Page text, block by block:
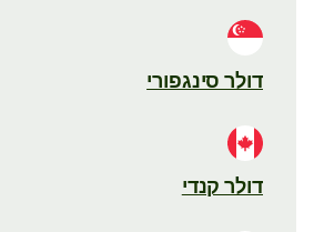
דולר סינגפורי
דולר קנדי